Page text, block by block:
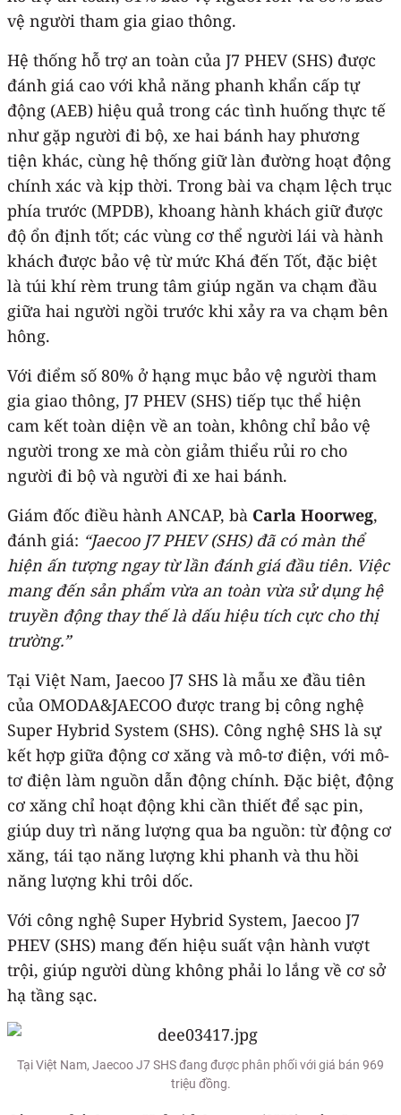
vệ người tham gia giao thông.
Hệ thống hỗ trợ an toàn của J7 PHEV (SHS) được
đánh giá cao với khả năng phanh khẩn cấp tự
động (AEB) hiệu quả trong các tình huống thực tế
như gặp người đi bộ, xe hai bánh hay phương
tiện khác, cùng hệ thống giữ làn đường hoạt động
chính xác và kịp thời. Trong bài va chạm lệch trục
phía trước (MPDB), khoang hành khách giữ được
độ ổn định tốt; các vùng cơ thể người lái và hành
khách được bảo vệ từ mức Khá đến Tốt, đặc biệt
là túi khí rèm trung tâm giúp ngăn va chạm đầu
giữa hai người ngồi trước khi xảy ra va chạm bên
hông.
Với điểm số 80% ở hạng mục bảo vệ người tham
gia giao thông, J7 PHEV (SHS) tiếp tục thể hiện
cam kết toàn diện về an toàn, không chỉ bảo vệ
người trong xe mà còn giảm thiểu rủi ro cho
người đi bộ và người đi xe hai bánh.
Giám đốc điều hành ANCAP, bà Carla Hoorweg,
đánh giá: “Jaecoo J7 PHEV (SHS) đã có màn thể
hiện ấn tượng ngay từ lần đánh giá đầu tiên. Việc
mang đến sản phẩm vừa an toàn vừa sử dụng hệ
truyền động thay thế là dấu hiệu tích cực cho thị
trường.”
Tại Việt Nam, Jaecoo J7 SHS là mẫu xe đầu tiên
của OMODA&JAECOO được trang bị công nghệ
Super Hybrid System (SHS). Công nghệ SHS là sự
kết hợp giữa động cơ xăng và mô-tơ điện, với mô-
tơ điện làm nguồn dẫn động chính. Đặc biệt, động
cơ xăng chỉ hoạt động khi cần thiết để sạc pin,
giúp duy trì năng lượng qua ba nguồn: từ động cơ
xăng, tái tạo năng lượng khi phanh và thu hồi
năng lượng khi trôi dốc.
Với công nghệ Super Hybrid System, Jaecoo J7
PHEV (SHS) mang đến hiệu suất vận hành vượt
trội, giúp người dùng không phải lo lắng về cơ sở
hạ tầng sạc.
Tại Việt Nam, Jaecoo J7 SHS đang được phân phối với giá bán 969
triệu đồng.